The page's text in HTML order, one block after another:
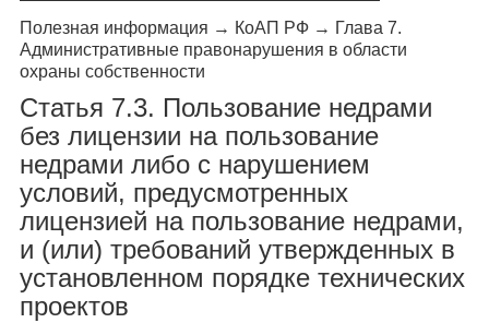
Полезная информация → КоАП РФ→ Глава 7.
Административные правонарушения в области
охраны собственности
Статья 7.3. Пользование недрами
без лицензии на пользование
недрами либо с нарушением
условий, предусмотренных
лицензией на пользование недрами,
и (или) требований утвержденных в
установленном порядке технических
проектов